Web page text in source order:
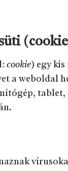
cookie) egy kis
a weboldal